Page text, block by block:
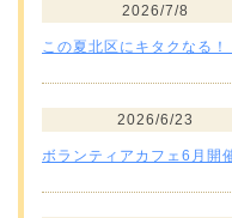
2026/7/8
この夏北区にキタクなる
2026/6/23
ボランティアカフェ6月開